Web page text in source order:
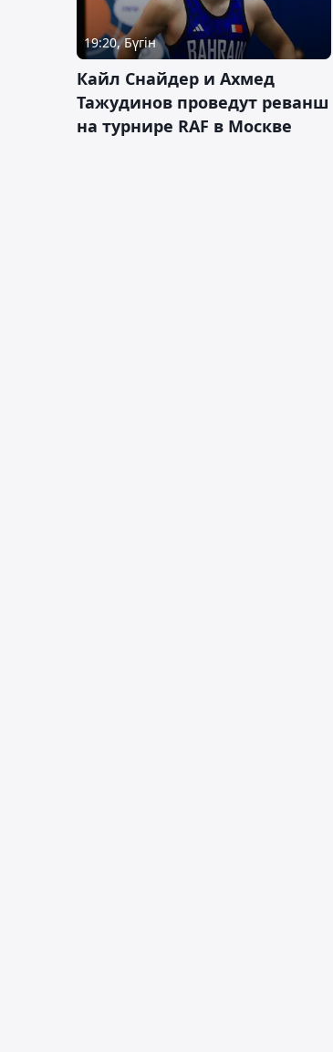
19:20, Бүгін
Кайл Снайдер и Ахмед
Тажудинов проведут реванш
на турнире RAF в Москве